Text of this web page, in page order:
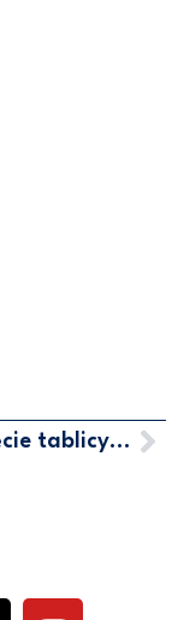
Odsłonięcie tablicy śp. Józefa Englicha